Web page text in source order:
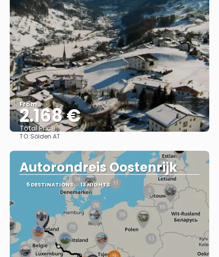
From
2.168 €
Total Price
TO:Sölden AT
Autorondreis Oostenrijk
5 DESTINATIONS 13 NIGHTS